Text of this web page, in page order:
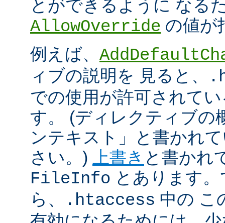
とができるように なる
AllowOverride の値が
例えば、
ィブの説明を 見ると、
での使用が許可されて
す。 (ディレクティブの
ンテキスト」と書かれ
さい。)
上書き と書かれ
FileInfo とあります
ら、
.htaccess 中の こ